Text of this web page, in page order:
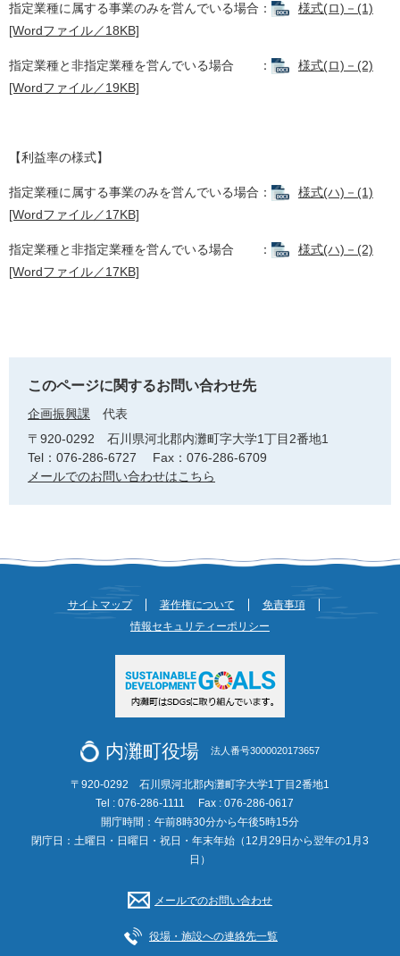
指定業種に属する事業のみを営んでいる場合：
様式(ロ)－(1)
[Wordファイル／18KB]
指定業種と非指定業種を営んでいる場合 ：
様式(ロ)－(2)
[Wordファイル／19KB]
【利益率の様式】
指定業種に属する事業のみを営んでいる場合：
様式(ハ)－(1)
[Wordファイル／17KB]
指定業種と非指定業種を営んでいる場合 ：
様式(ハ)－(2)
[Wordファイル／17KB]
このページに関するお問い合わせ先
企画振興課
代表
〒920-0292
石川県河北郡内灘町字大学1丁目2番地1
Tel：076-286-6727
Fax：076-286-6709
メールでのお問い合わせはこちら
サイトマップ 著作権について
免責事項
情報セキュリティーポリシー
内灘町役場 法人番号3000020173657
〒920-0292 石川県河北郡内灘町字大学1丁目2番地1
Tel : 076-286-1111
Fax : 076-286-0617
開庁時間：午前8時30分から午後5時15分
閉庁日：土曜日・日曜日・祝日・年末年始（12月29日から翌年の1月3
日）
メールでのお問い合わせ
役場・施設への連絡先一覧